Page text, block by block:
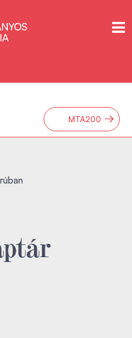
MTA200 →